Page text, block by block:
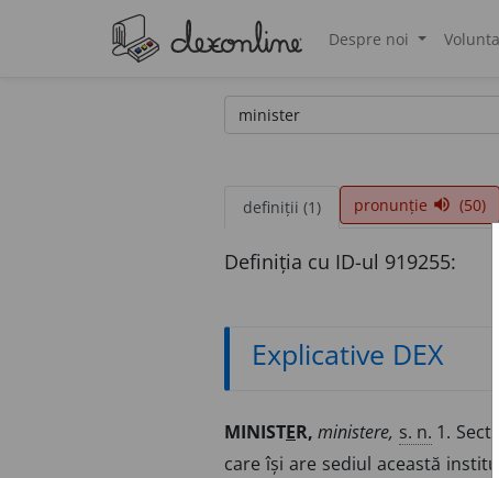
Despre noi
definiții (1) pronunție volume_up (50)
Definiția cu ID-ul 919255:
Explicative DEX
MINISTER, ministere, s. n. 1.
care își are sediul această